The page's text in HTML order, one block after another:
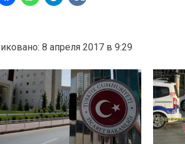
8 апреля 2017 в 9:29